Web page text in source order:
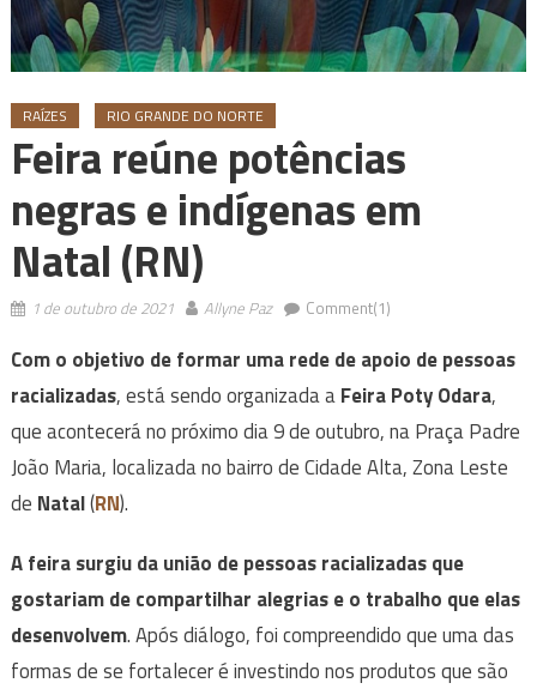
RAÍZES RIO GRANDE DO NORTE
Feira reúne potências
negras e indígenas em
Natal (RN)
1 de outubro de 2021 Allyne Paz Comment(1)
Com o objetivo de formar uma rede de apoio de pessoas
racializadas, está sendo organizada aFeira Poty Odara,
que acontecerá no próximo dia 9 de outubro, na Praça Padre
João Maria, localizada no bairro de Cidade Alta, Zona Leste
de Natal(RN).
A feira surgiu da união de pessoas racializadas que
gostariam de compartilhar alegrias e o trabalho que elas
desenvolvem. Após diálogo, foi compreendido que uma das
formas de se fortalecer é investindo nos produtos que são